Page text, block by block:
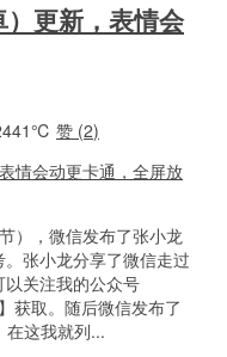
更新，表情会
赞 (2)
），微信发布了张小龙
张小龙分享了微信走过
关注我的公众号
获取。随后微信发布了
在这我就列...